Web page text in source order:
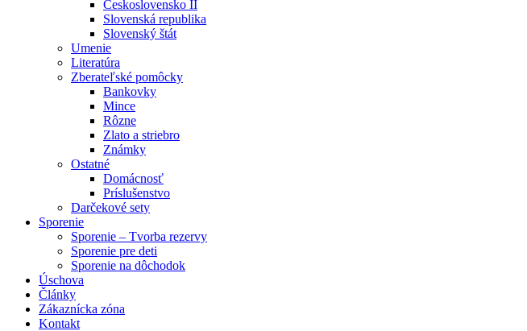
Československo II
Slovenská republika
Slovenský štát
Umenie
Literatúra
Zberateľské pomôcky
Bankovky
Mince
Rôzne
Zlato a striebro
Známky
Ostatné
Domácnosť
Príslušenstvo
Darčekové sety
Sporenie
Sporenie – Tvorba rezervy
Sporenie pre deti
Sporenie na dôchodok
Úschova
Články
Zákaznícka zóna
Kontakt